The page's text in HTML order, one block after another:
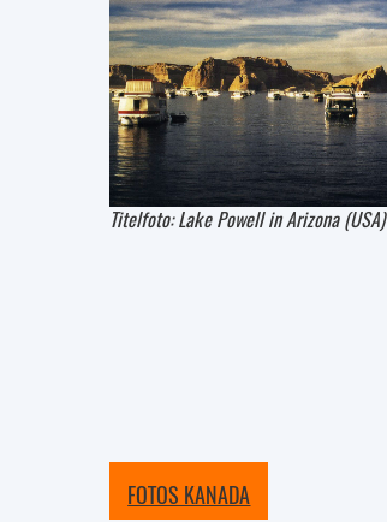
Titelfoto: Lake Powell in Arizona (USA)
FOTOS KANADA